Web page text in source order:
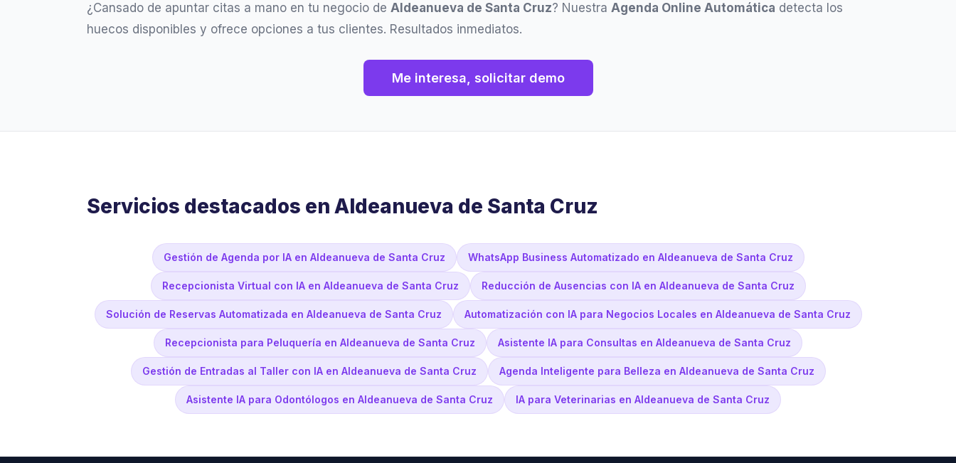
¿Cansado de apuntar citas a mano en tu negocio de Aldeanueva de Santa Cruz? Nuestra Agenda Online Automática detecta los
huecos disponibles y ofrece opciones a tus clientes. Resultados inmediatos.
Me interesa, solicitar demo
Servicios destacados en Aldeanueva de Santa Cruz
Gestión de Agenda por IA en Aldeanueva de Santa Cruz WhatsApp Business Automatizado en Aldeanueva de Santa Cruz
Recepcionista Virtual con IA en Aldeanueva de Santa Cruz Reducción de Ausencias con IA en Aldeanueva de Santa Cruz
Solución de Reservas Automatizada en Aldeanueva de Santa Cruz Automatización con IA para Negocios Locales en Aldeanueva de Santa Cruz
Recepcionista para Peluquería en Aldeanueva de Santa Cruz Asistente IA para Consultas en Aldeanueva de Santa Cruz
Gestión de Entradas al Taller con IA en Aldeanueva de Santa Cruz Agenda Inteligente para Belleza en Aldeanueva de Santa Cruz
Asistente IA para Odontólogos en Aldeanueva de Santa Cruz IA para Veterinarias en Aldeanueva de Santa Cruz